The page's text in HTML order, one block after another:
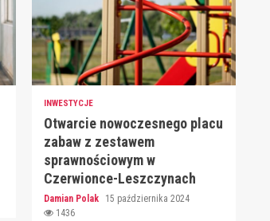
INWESTYCJE
Otwarcie nowoczesnego placu
zabaw z zestawem
sprawnościowym w
Czerwionce-Leszczynach
Damian Polak
15 października 2024
1436